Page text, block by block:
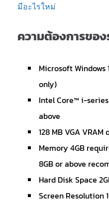
มีอะไรใหม่
ความต้องการของ
Microsoft Windows
only)
Intel Core™ i-
above
128 MB VGA
Memory 4GB
8GB or above
Hard Disk Space
Screen Resolution